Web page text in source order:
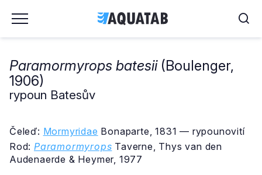
Paramormyrops batesii(Boulenger,
1906)
rypoun Batesův
Čeleď: Mormyridae Bonaparte, 1831 — rypounovití
Rod: Paramormyrops Taverne, Thys van den
Audenaerde & Heymer, 1977